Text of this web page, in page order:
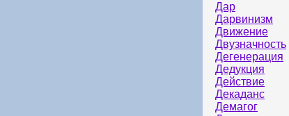
Дар
Дарвинизм
Движение
Двузначность
Дегенерация
Дедукция
Действие
Декаданс
Демагог